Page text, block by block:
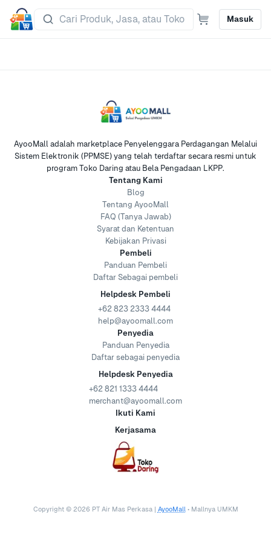
Masuk
AyooMall adalah marketplace Penyelenggara Perdagangan Melalui
Sistem Elektronik (PPMSE) yang telah terdaftar secara resmi untuk
program Toko Daring atau Bela Pengadaan LKPP.
Tentang Kami
Blog
Tentang AyooMall
FAQ (Tanya Jawab)
Syarat dan Ketentuan
Kebijakan Privasi
Pembeli
Panduan Pembeli
Daftar Sebagai pembeli
Helpdesk Pembeli
+62 823 2333 4444
help@ayoomall.com
Penyedia
Panduan Penyedia
Daftar sebagai penyedia
Helpdesk Penyedia
+62 821 1333 4444
merchant@ayoomall.com
Ikuti Kami
Kerjasama
Copyright © 2026 PT Air Mas Perkasa | AyooMall • Mallnya UMKM